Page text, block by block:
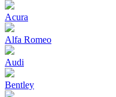
Acura
Alfa Romeo
Audi
Bentley